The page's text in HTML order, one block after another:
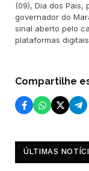
(09), Dia dos Pais,
governador do
sinal aberto pelo
plataformas
Compartilhe
ÚLTIMAS